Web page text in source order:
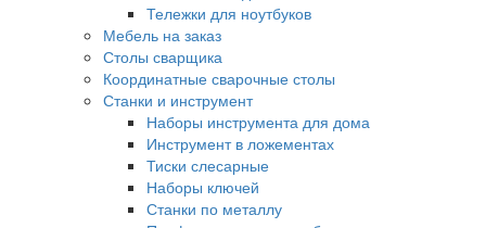
Тележки для ноутбуков
Мебель на заказ
Столы сварщика
Координатные сварочные столы
Станки и инструмент
Наборы инструмента для дома
Инструмент в ложементах
Тиски слесарные
Наборы ключей
Станки по металлу